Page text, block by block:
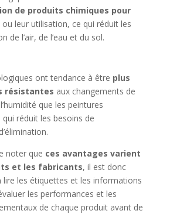
de produits chimiques pour
ou leur utilisation, ce qui réduit les
de l’air, de l’eau et du sol.
ont tendance à être plus
résistantes aux changements de
que les peintures
réduit les besoins de
noter que ces avantages varient
et les fabricants, il est donc
les étiquettes et les informations
les performances et les
de chaque produit avant de